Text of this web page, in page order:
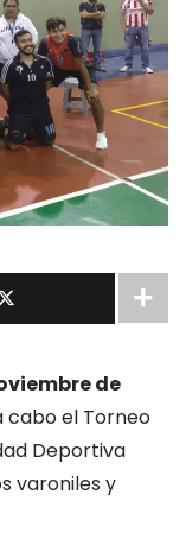
de
cabo el Torneo
Deportiva
varoniles y